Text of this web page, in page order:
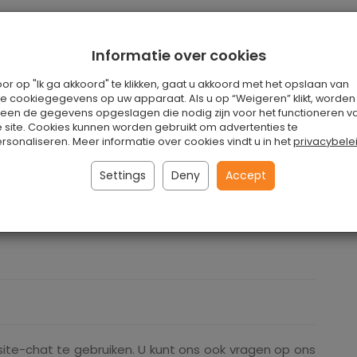
die groter, flexibeler en antislip zijn dan gewoon
Onze kurk yoga wedge large is waterdicht. Het is
dan het overeenkomstige composietschuim.
Ze kunnen tijdens het sporten worden
Yoga Wedge Large is gemaakt van natuurlijke,
posities om uw voeten en handen nieuw leven in
9cm Hoogte 3 cm Nous raadt aan geen andere
Coussins en Blocks.
chat te gebruiken. U kunt ons ook vragen op ons
Informatie over cookies
op "Ik ga akkoord" te klikken, gaat u akkoord met het opslaan van
cookiegegevens op uw apparaat. Als u op “Weigeren” klikt, worden
de gegevens opgeslagen die nodig zijn voor het functioneren
site. Cookies kunnen worden gebruikt om advertenties te
Meer informatie over cookies vindt u in het
Settings Deny Accept